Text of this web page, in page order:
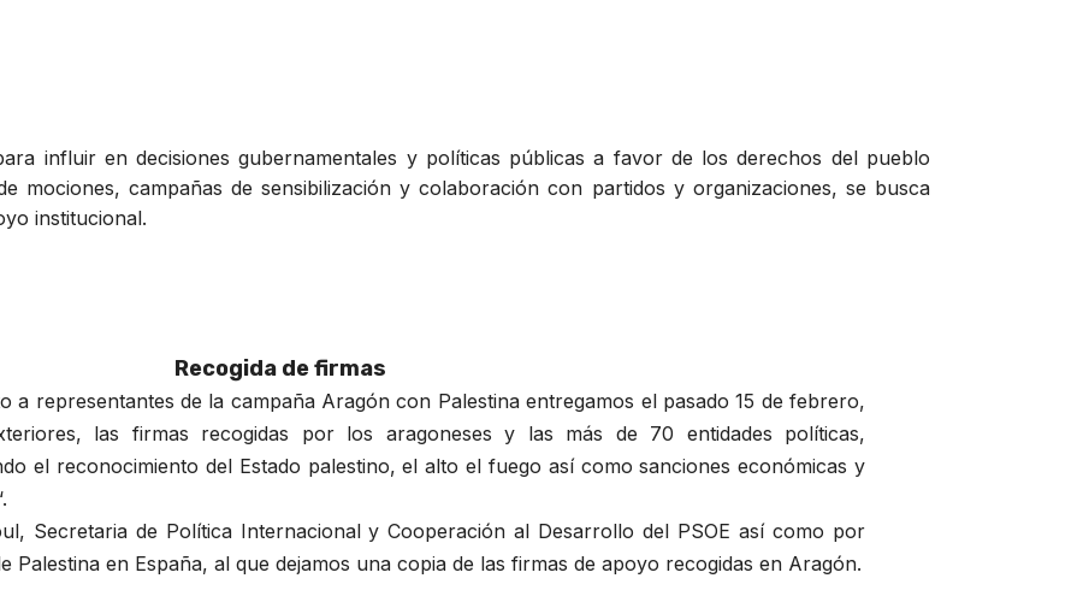
influir en decisiones gubernamentales y políticas públicas a favor de los derechos del pueblo
mociones, campañas de sensibilización y colaboración con partidos y organizaciones, se busca
institucional.
Recogida de firmas
a representantes de la campaña Aragón con Palestina entregamos el pasado 15 de febrero,
las firmas recogidas por los aragoneses y las más de 70 entidades políticas,
el reconocimiento del Estado palestino, el alto el fuego así como sanciones económicas y
Secretaria de Política Internacional y Cooperación al Desarrollo del PSOE así como por
Palestina en España, al que dejamos una copia de las firmas de apoyo recogidas en Aragón.